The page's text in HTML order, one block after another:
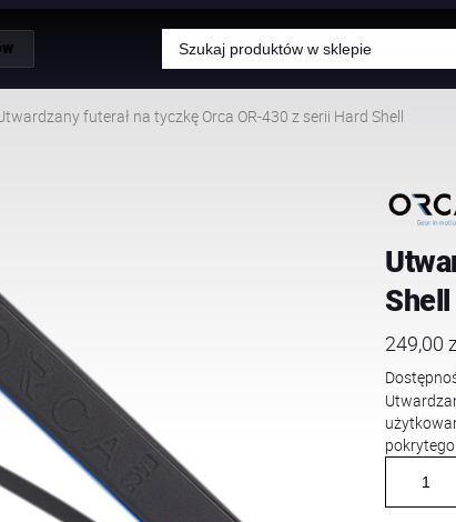
Wyszukiwarka
produktów
futerał na tyczkę Orca OR-430 z serii Hard Shell
Shell
249,00
pokrytego
o